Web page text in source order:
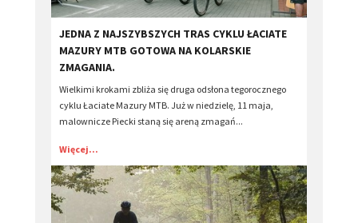
​JEDNA Z NAJSZYBSZYCH TRAS CYKLU ŁACIATE
MAZURY MTB GOTOWA NA KOLARSKIE
ZMAGANIA.
Wielkimi krokami zbliża się druga odsłona tegorocznego
cyklu Łaciate Mazury MTB. Już w niedzielę, 11 maja,
malownicze Piecki staną się areną zmagań...
Więcej...